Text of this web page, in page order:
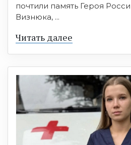
почтили память Героя
Визнюка, ...
Читать далее